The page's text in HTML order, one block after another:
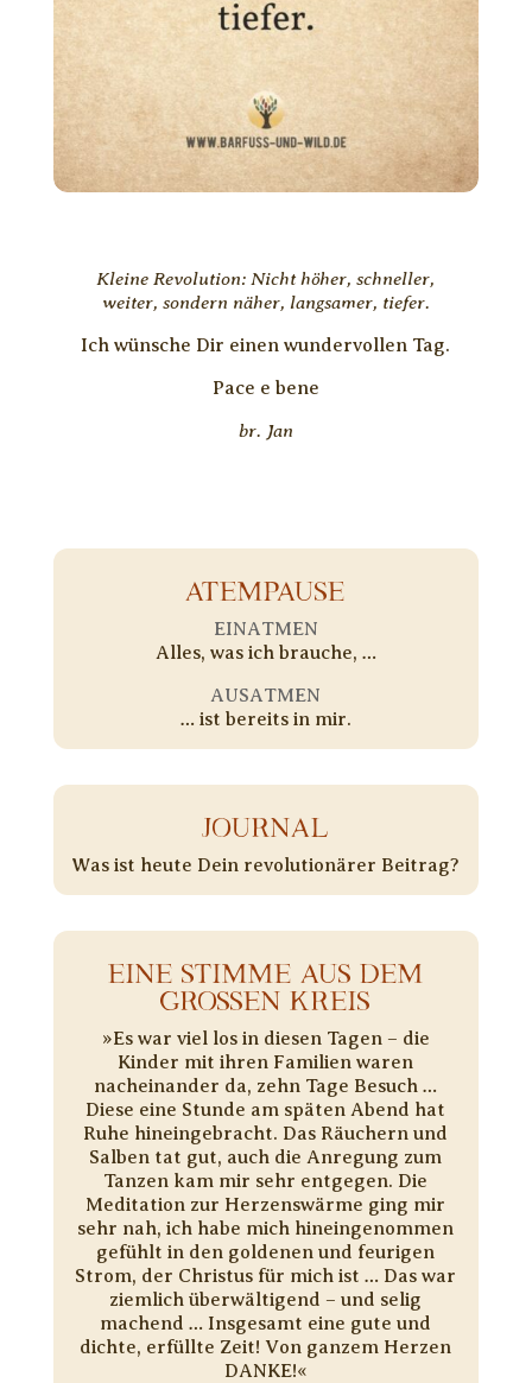
Kleine Revolution: Nicht höher, schneller,
weiter, sondern näher, langsamer, tiefer.
Ich wünsche Dir einen wundervollen Tag.
Pace e bene
br. Jan
ATEMPAUSE
EINATMEN
Alles, was ich brauche, …
AUSATMEN
… ist bereits in mir.
JOURNAL
Was ist heute Dein revolutionärer Beitrag?
EINE STIMME AUS DEM
GROSSEN KREIS
»Es war viel los in diesen Tagen – die
Kinder mit ihren Familien waren
nacheinander da, zehn Tage Besuch …
Diese eine Stunde am späten Abend hat
Ruhe hineingebracht. Das Räuchern und
Salben tat gut, auch die Anregung zum
Tanzen kam mir sehr entgegen. Die
Meditation zur Herzenswärme ging mir
sehr nah, ich habe mich hineingenommen
gefühlt in den goldenen und feurigen
Strom, der Christus für mich ist … Das war
ziemlich überwältigend – und selig
machend … Insgesamt eine gute und
dichte, erfüllte Zeit! Von ganzem Herzen
DANKE!«